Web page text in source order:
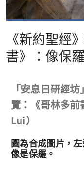
《新約聖經
書》：像保
「安息日研經坊
覽：《哥林多前
Lui）
圖為合成圖片，
像是保羅。